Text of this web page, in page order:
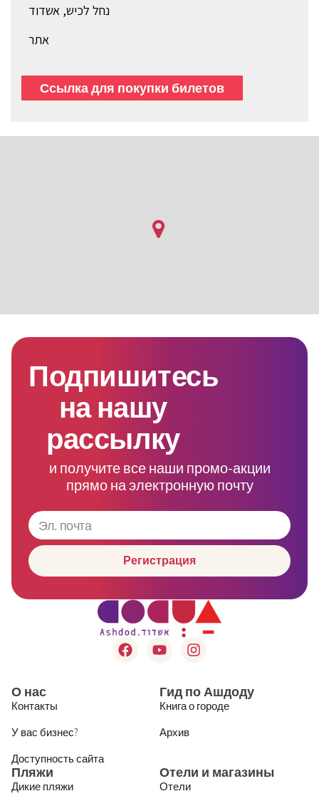
נחל לכיש, אשדוד
אתר
Ссылка для покупки билетов
Подпишитесь
на нашу
рассылку
и получите все наши промо-акции
прямо на электронную почту
Регистрация
О нас
Контакты
У вас бизнес?
Доступность сайта
Гид по Ашдоду
Книга о городе
Архив
Пляжи
Дикие пляжи
Отели и магазины
Отели